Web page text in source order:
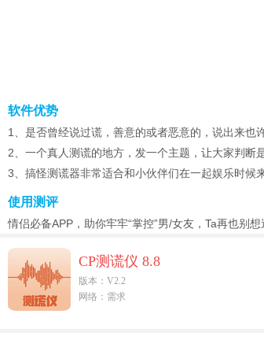
软件优势
1、是否曾经说过谎，善意的或者恶意的，说出来也
2、一个真人测谎的地方，发一个主题，让大家判断
3、搞怪测谎器非常适合和小伙伴们在一起娱乐时候
使用测评
情侣必备APP，助你牢牢“掌控”男/女友，Ta再也别想
CP测谎仪 8.8
版本：V2.2
网络：需求